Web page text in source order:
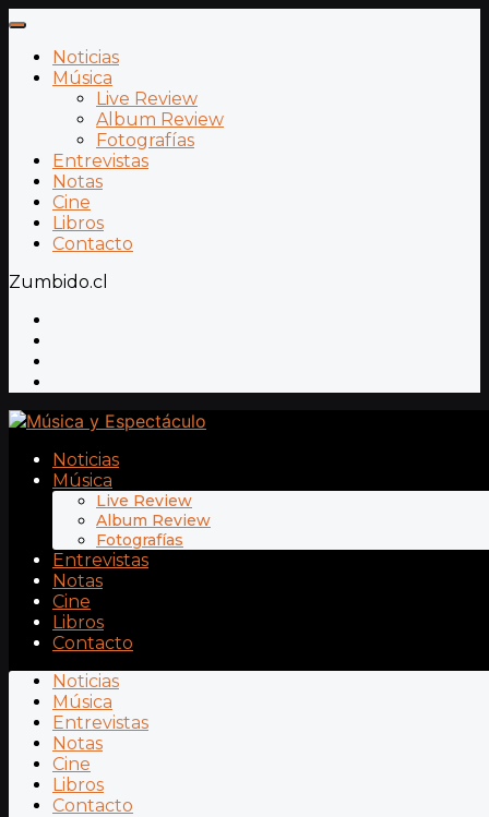
Noticias
Música
Live Review
Album Review
Fotografías
Entrevistas
Notas
Cine
Libros
Contacto
Zumbido.cl
Noticias
Música
Live Review
Album Review
Fotografías
Entrevistas
Notas
Cine
Libros
Contacto
Noticias
Música
Entrevistas
Notas
Cine
Libros
Contacto